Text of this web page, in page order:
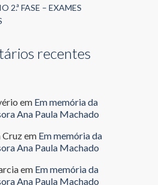
2.ª FASE – EXAMES
recentes
em Em memória da
Ana Paula Machado
Cruzem Em memória da
Ana Paula Machado
em Em memória da
Ana Paula Machado